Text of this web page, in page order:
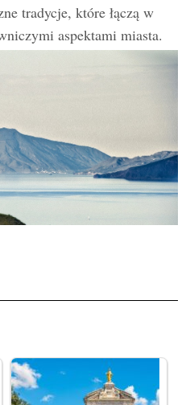
tradycje, które łączą w
aspektami miasta.